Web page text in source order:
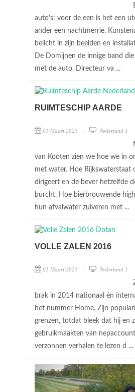
auto's: voor de een is het een
ander een nachtmerrie.
belicht in zijn beelden en
De Domijnen de innige band
met de auto. Directeur va ...
RUIMTESCHIP AARDE
01 Maart 2023 Nederland 1
van Kooten zien we hoe we in
met water. Hoe Rijkswaterstaat
dirigeert en de bever hetzelfde
burcht. Hoe bierbrouwende
hun afvalwater zuiveren met ...
VOLLE ZALEN 2016
01 Maart 2023 Nederland 1
brak in 2014 nationaal én
het nummer Home. Zijn
grenzen, totdat bleek dat hij en
gebruikmaakten van
verzonnen verhalen te lezen d ...